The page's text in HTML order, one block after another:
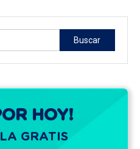
Buscar:
HOY!
GRATIS